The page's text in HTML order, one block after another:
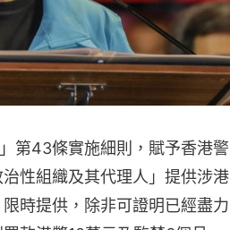
第43條實施細則，賦予香港警
性組織及其代理人」提供涉港
時提供，除非可證明已經盡力